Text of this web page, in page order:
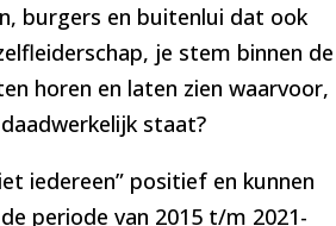
burgers en buitenlui dat ook
je stem binnen de
horen en laten zien waarvoor,
staat?
iedereen” positief en kunnen
periode van 2015 t/m 2021-